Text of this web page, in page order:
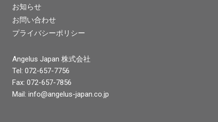
お知らせ
お問い合わせ
プライバシーポリシー
Angelus Japan 株式会社
Tel: 072-657-7756
Fax: 072-657-7856
Mail: info@angelus-japan.co.jp